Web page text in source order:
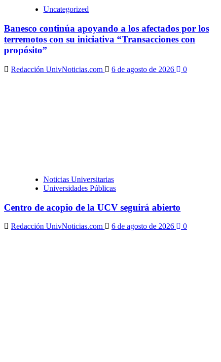
Uncategorized
Banesco continúa apoyando a los afectados por los
terremotos con su iniciativa “Transacciones con
propósito”
Redacción UnivNoticias.com 6 de agosto de 2026 0
Noticias Universitarias
Universidades Públicas
Centro de acopio de la UCV seguirá abierto
Redacción UnivNoticias.com 6 de agosto de 2026 0